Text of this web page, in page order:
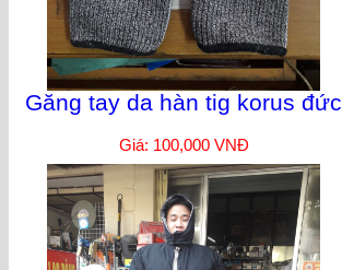
Găng tay da hàn tig korus đức
Giá: 100,000 VNĐ